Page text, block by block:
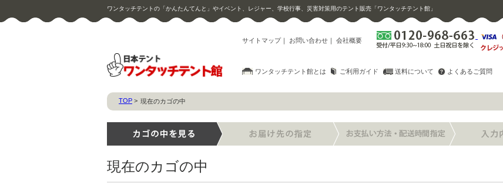
ワンタッチテントの「かんたんてんと」やイベント、レジャー、学校行事、災害対策用のテント販売「ワンタッチテント館」
サイトマップ｜ お問い合わせ ｜ 会社概要
ワンタッチテント館とは ご利用ガイド 送料について よくあるご質問
TOP > 現在のカゴの中
現在のカゴの中